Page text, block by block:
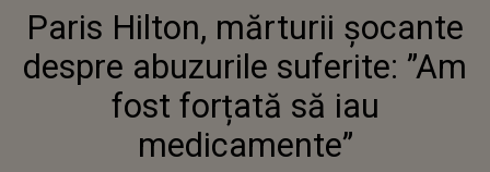
ȘOCANTE DESPRE ABUZURILE
SUFERITE: ”AM FOST FORȚATĂ
SĂ IAU MEDICAMENTE”
Paris Hilton, mărturii șocante
despre abuzurile suferite: ”Am
fost forțată să iau
medicamente”